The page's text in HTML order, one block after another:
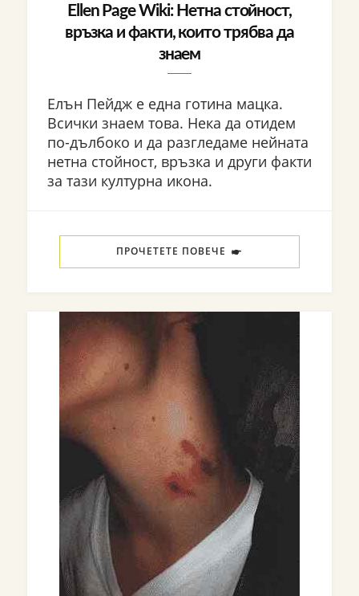
Ellen Page Wiki: Нетна стойност,
връзка и факти, които трябва да
знаем
Елън Пейдж е една готина мацка.
Всички знаем това. Нека да отидем
по-дълбоко и да разгледаме нейната
нетна стойност, връзка и други факти
за тази културна икона.
ПРОЧЕТЕТЕ ПОВЕЧЕ